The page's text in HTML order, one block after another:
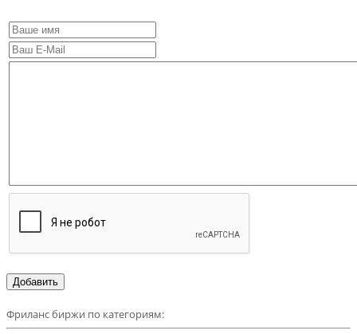
Фриланс биржи по категориям: